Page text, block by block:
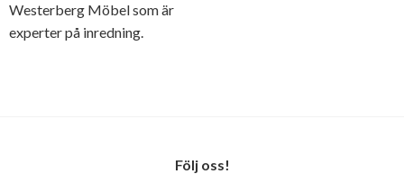
Westerberg Möbel som är
experter på inredning.
Följ oss!